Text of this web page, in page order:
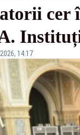
cer
14:17